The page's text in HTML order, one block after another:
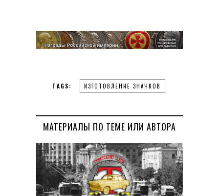
TAGS: ИЗГОТОВЛЕНИЕ ЗНАЧКОВ
МАТЕРИАЛЫ ПО ТЕМЕ ИЛИ АВТОРА